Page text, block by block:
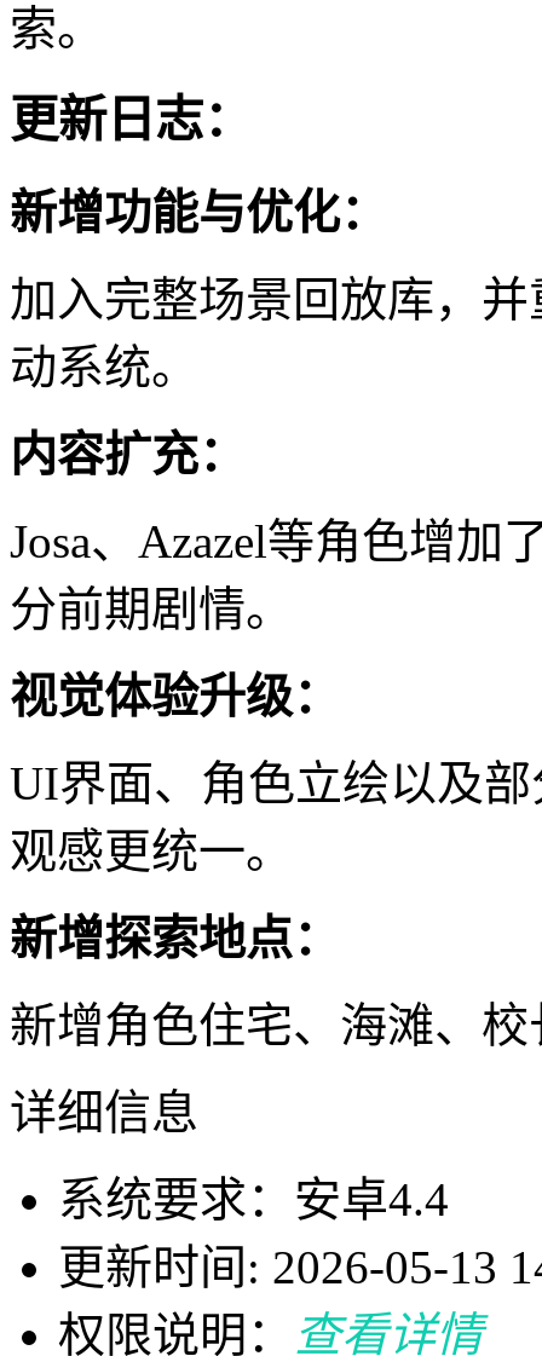
索。
更新日志：
新增功能与优化：
加入完整场景回放库，
动系统。
内容扩充：
Josa、Azazel等角色增
分前期剧情。
视觉体验升级：
UI界面、角色立绘以及
观感更统一。
新增探索地点：
新增角色住宅、海滩、
详细信息
系统要求：安卓4.4
更新时间: 2026-05-13
权限说明：
查看详情